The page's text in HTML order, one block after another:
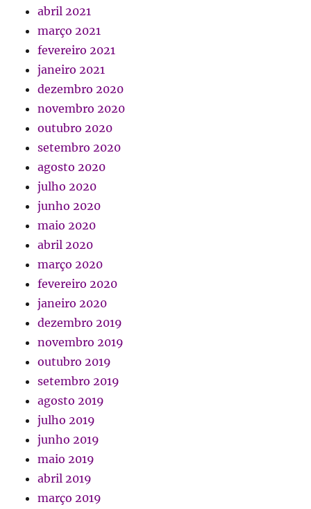
abril 2021
março 2021
fevereiro 2021
janeiro 2021
dezembro 2020
novembro 2020
outubro 2020
setembro 2020
agosto 2020
julho 2020
junho 2020
maio 2020
abril 2020
março 2020
fevereiro 2020
janeiro 2020
dezembro 2019
novembro 2019
outubro 2019
setembro 2019
agosto 2019
julho 2019
junho 2019
maio 2019
abril 2019
março 2019